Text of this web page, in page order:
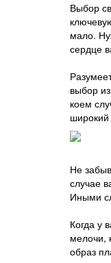
Выбор
мало.
сердце
выбор
коем
Не
случае
Иными
Когда у
мелочи,
образ